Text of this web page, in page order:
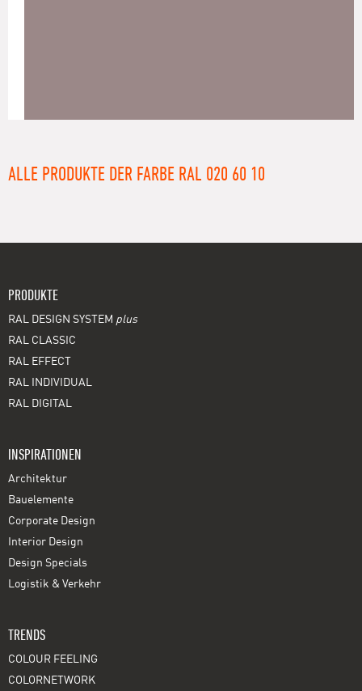
ALLE PRODUKTE DER FARBE RAL 020 60 10
PRODUKTE
RAL DESIGN SYSTEM plus
RAL CLASSIC
RAL EFFECT
RAL INDIVIDUAL
RAL DIGITAL
INSPIRATIONEN
Architektur
Bauelemente
Corporate Design
Interior Design
Design Specials
Logistik & Verkehr
TRENDS
COLOUR FEELING
COLORNETWORK